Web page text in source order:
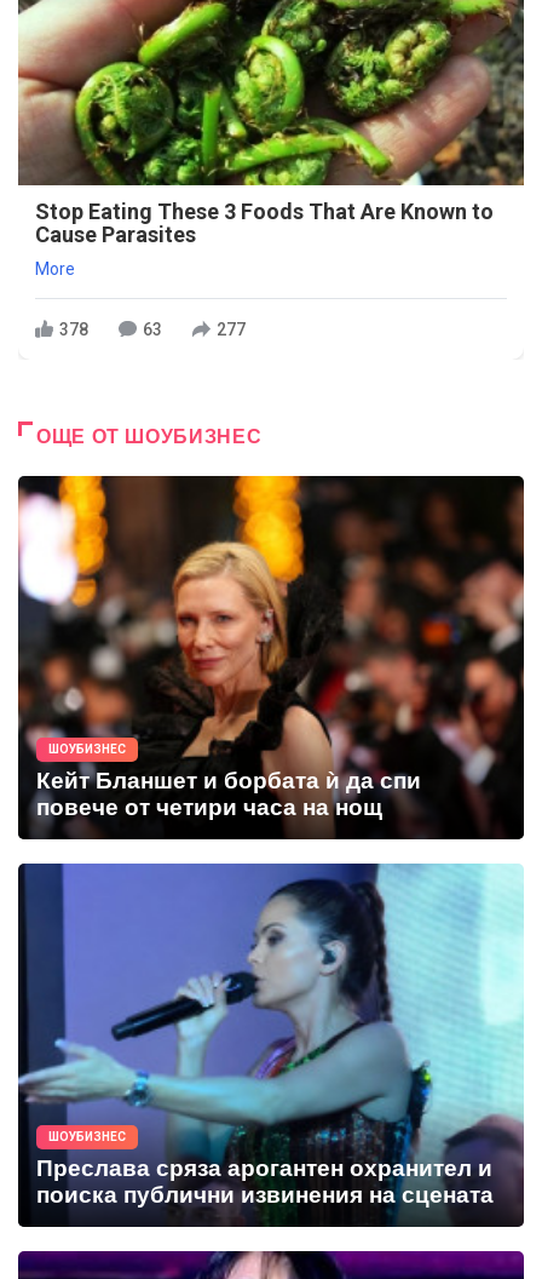
Stop Eating These 3 Foods That Are Known to
Cause Parasites
More
378 63 277
ОЩЕ ОТ ШОУБИЗНЕС
ШОУБИЗНЕС
Кейт Бланшет и борбата ѝ да спи
повече от четири часа на нощ
ШОУБИЗНЕС
Преслава сряза арогантен охранител и
поиска публични извинения на сцената